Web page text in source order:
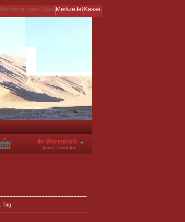
Kundengruppe: Gast Merkzettel Kasse
Ihr Warenkorb
keine Produkte
Tag